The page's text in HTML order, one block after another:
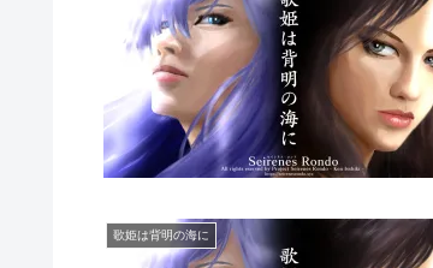
歌姫は背明の海に